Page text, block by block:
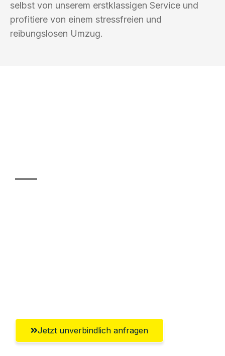
selbst von unserem erstklassigen Service und
profitiere von einem stressfreien und
reibungslosen Umzug.
Jetzt unverbindlich anfragen